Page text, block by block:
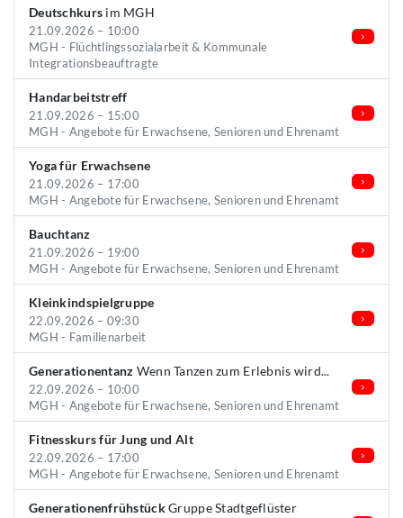
Deutschkurs im MGH
21.09.2026 – 10:00
MGH - Flüchtlingssozialarbeit & Kommunale
Integrationsbeauftragte
Handarbeitstreff
21.09.2026 – 15:00
MGH - Angebote für Erwachsene, Senioren und Ehrenamt
Yoga für Erwachsene
21.09.2026 – 17:00
MGH - Angebote für Erwachsene, Senioren und Ehrenamt
Bauchtanz
21.09.2026 – 19:00
MGH - Angebote für Erwachsene, Senioren und Ehrenamt
Kleinkindspielgruppe
22.09.2026 – 09:30
MGH - Familienarbeit
Generationentanz Wenn Tanzen zum Erlebnis wird...
22.09.2026 – 10:00
MGH - Angebote für Erwachsene, Senioren und Ehrenamt
Fitnesskurs für Jung und Alt
22.09.2026 – 17:00
MGH - Angebote für Erwachsene, Senioren und Ehrenamt
GenerationenfrühstückGruppe Stadtgeflüster